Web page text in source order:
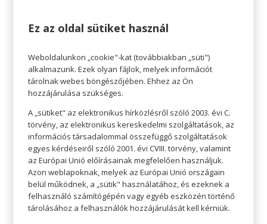
A rollernek egyéb egészségügyi előnyei is
vannak.
Ez az oldal sütiket használ
Weboldalunkon „cookie"-kat (továbbiakban „süti")
alkalmazunk. Ezek olyan fájlok, melyek információt
tárolnak webes böngészőjében. Ehhez az Ön
hozzájárulása szükséges.
A „sütiket" az elektronikus hírközlésről szóló 2003. évi C.
törvény, az elektronikus kereskedelmi szolgáltatások, az
információs társadalommal összefüggő szolgáltatások
egyes kérdéseiről szóló 2001. évi CVIII. törvény, valamint
az Európai Unió előírásainak megfelelően használjuk.
Azon weblapoknak, melyek az Európai Unió országain
belül működnek, a „sütik" használatához, és ezeknek a
felhasználó számítógépén vagy egyéb eszközén történő
tárolásához a felhasználók hozzájárulását kell kérniük.